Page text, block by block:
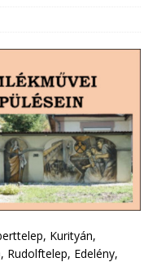
Kurityán,
Rudolftelep, Edelény,